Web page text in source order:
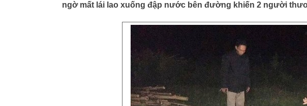
ngờ mất lái lao xuống đập nước bên đường khiến 2 người